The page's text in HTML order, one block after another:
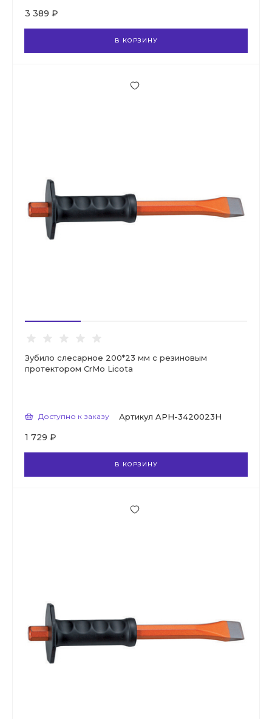
3 389 ₽
В КОРЗИНУ
Зубило слесарное 200*23 мм с резиновым
протектором CrMo Licota
Доступно к заказу Артикул APH-3420023H
1 729 ₽
В КОРЗИНУ